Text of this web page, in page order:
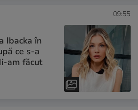
09:55
Ibacka în
ce s-a
am făcut